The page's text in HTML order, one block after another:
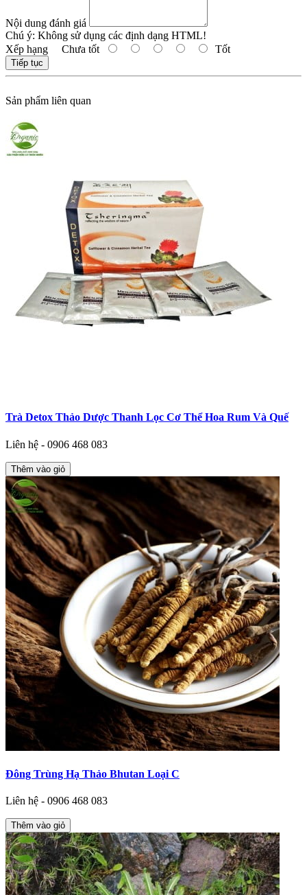
Nội dung đánh giá
Chú ý: Không sử dụng các định dạng HTML!
Xếp hạng Chưa tốt Tốt
Tiếp tục
Sản phẩm liên quan
Trà Detox Thảo Dược Thanh Lọc Cơ Thể Hoa Rum Và Quế
Liên hệ - 0906 468 083
Thêm vào giỏ
Đông Trùng Hạ Thảo Bhutan Loại C
Liên hệ - 0906 468 083
Thêm vào giỏ